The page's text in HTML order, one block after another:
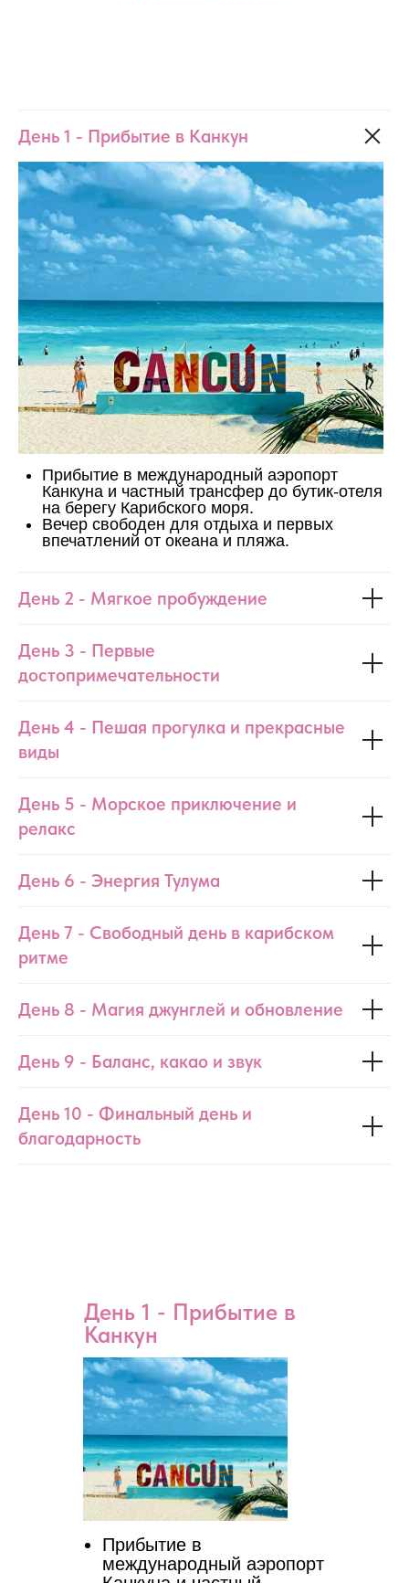
День 1 - Прибытие в Канкун
Прибытие в международный аэропорт
Канкуна и частный трансфер до бутик-отеля
на берегу Карибского моря.
Вечер свободен для отдыха и первых
впечатлений от океана и пляжа.
День 2 - Мягкое пробуждение
День 3 - Первые
достопримечательности
День 4 - Пешая прогулка и прекрасные
виды
День 5 - Морское приключение и
релакс
День 6 - Энергия Тулума
День 7 - Свободный день в карибском
ритме
День 8 - Магия джунглей и обновление
День 9 - Баланс, какао и звук
День 10 - Финальный день и
благодарность
День 1 - Прибытие в
Канкун
Прибытие в
международный аэропорт